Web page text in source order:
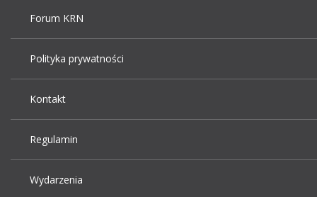
Forum KRN
Polityka prywatności
Kontakt
Regulamin
Wydarzenia